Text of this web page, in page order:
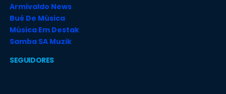
Armivaldo News
Bué De Música
Música Em Destak
Samba SA Muzik
SEGUIDORES